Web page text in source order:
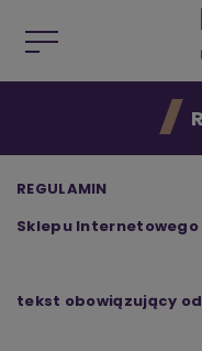
REGULAMIN
Sklepu Internetowego
tekst obowiązujący